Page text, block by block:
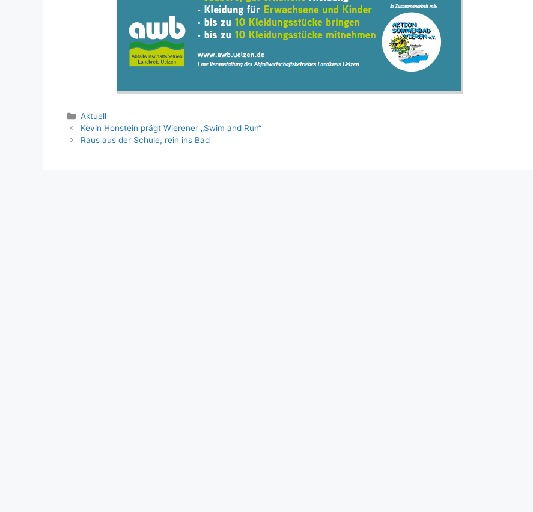
Kategorien
Aktuell
Kevin Honstein prägt Wierener „Swim and Run“
Raus aus der Schule, rein ins Bad